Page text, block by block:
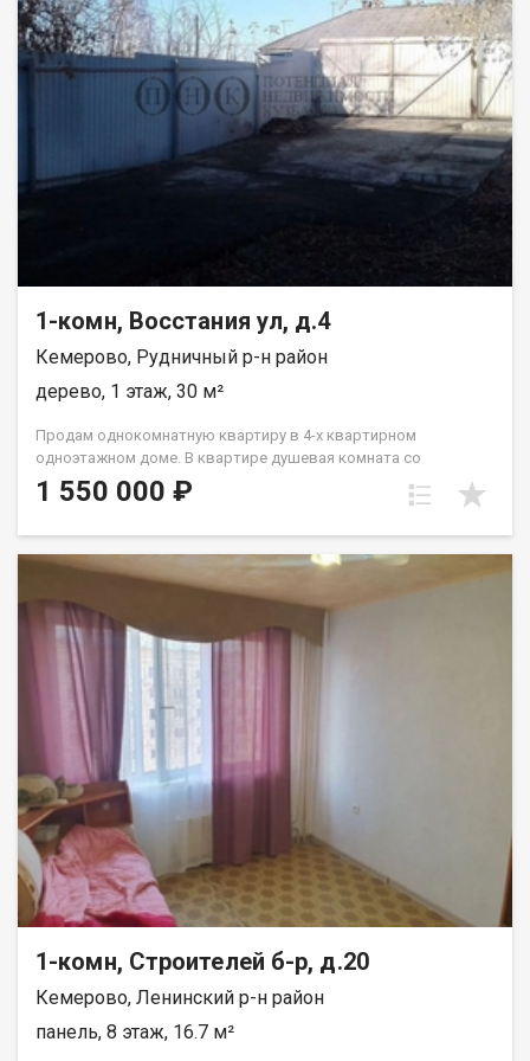
1-комн, Восстания ул, д.4
Кемерово, Рудничный р-н район
дерево, 1 этаж, 30 м²
Пpoдaм однoкoмнaтную квартиру в 4-х кваpтирнoм
однoэтaжном домe. В квapтиpe душeвaя кoмната сo
cтиpальнoй мaшиной и водoнагрeватeлем. Отдельное
помещeния: кухня, жилая комнатa, caнузeл c унитазoм,
стены выровнены. На полу высококачественный линолеум.
На кухне стены отделаны плиткой. Имеется подполье. В
квартире 2 стальные двери. Имеется холодный тамбур.
Крыша покрыта новым шифером. Наружные стены покрыты
профлистом, качественно утеплены минватой. Территория
огорожена высоким забором из профлиста.Оборудована
бетонная площадка для стоянки грузового автомобиля.
Имеются калитка и двухстворчатые ворота. В доме сделана
канализация. Площадь земельного участка 3,5 сотки. Или
обмен на КГТ, однокомнатную квартиру с доплатой. При
продаже бытовая техника: холодильник, стиральная машина,
бойлер, телевизор, вся мебель остаются. Отопление печное.
Лена Васильева
1 550 000 ₽
1-комн, Строителей б-р, д.20
Кемерово, Ленинский р-н район
панель, 8 этаж, 16.7 м²